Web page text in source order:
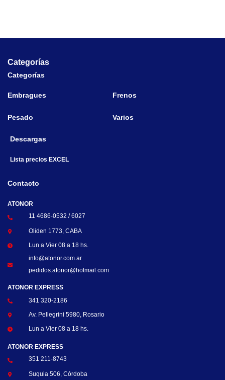
Categorías
Categorías
Embragues Frenos
Pesado Varios
Descargas
Lista precios EXCEL
Contacto
ATONOR
11 4686-0532 / 6027
Oliden 1773, CABA
Lun a Vier 08 a 18 hs.
info@atonor.com.ar
pedidos.atonor@hotmail.com
ATONOR EXPRESS
341 320-2186
Av. Pellegrini 5980, Rosario
Lun a Vier 08 a 18 hs.
ATONOR EXPRESS
351 211-8743
Suquia 506, Córdoba